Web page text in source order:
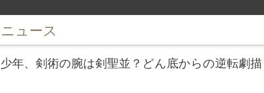
ュース
年、剣術の腕は剣聖並？どん底からの逆転劇描